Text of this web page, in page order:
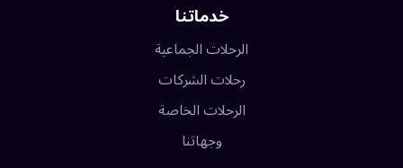
خدماتنا
الرحلات الجماعية
رحلات الشركات
الرحلات الخاصة
وجهاتنا